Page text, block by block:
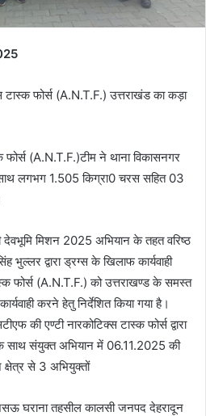
टास्क फोर्स (A.N.T.F.) उत्तराखंड का कड़ा
फोर्स (A.N.T.F.)टीम ने थाना विकासनगर
लगभग 1.505 किग्रा0 चरस सहित 03
मिशन 2025 अभियान के तहत वरिष्ठ
भुल्लर द्वारा ड्रग्स के खिलाफ कार्यवाही
फोर्स (A.N.T.F.) को उत्तराखण्ड के समस्त
करने हेतु निर्देशित किया गया है।
की एण्टी नारकोटिक्स टास्क फोर्स द्वारा
साथ संयुक्त अभियान में 06.11.2025 की
क्षेत्र से 3 अभियुक्तों
घराना तहसील कालसी जनपद देहरादून